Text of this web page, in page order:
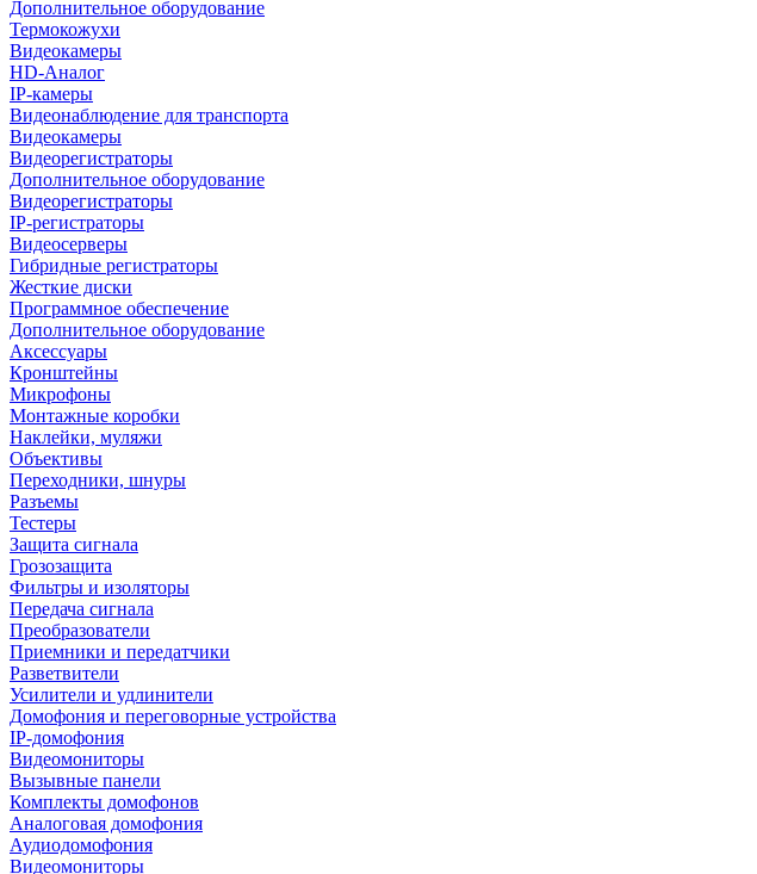
Дополнительное оборудование
Термокожухи
Видеокамеры
HD-Аналог
IP-камеры
Видеонаблюдение для транспорта
Видеокамеры
Видеорегистраторы
Дополнительное оборудование
Видеорегистраторы
IP-регистраторы
Видеосерверы
Гибридные регистраторы
Жесткие диски
Программное обеспечение
Дополнительное оборудование
Аксессуары
Кронштейны
Микрофоны
Монтажные коробки
Наклейки, муляжи
Объективы
Переходники, шнуры
Разъемы
Тестеры
Защита сигнала
Грозозащита
Фильтры и изоляторы
Передача сигнала
Преобразователи
Приемники и передатчики
Разветвители
Усилители и удлинители
Домофония и переговорные устройства
IP-домофония
Видеомониторы
Вызывные панели
Комплекты домофонов
Аналоговая домофония
Аудиодомофония
Видеомониторы